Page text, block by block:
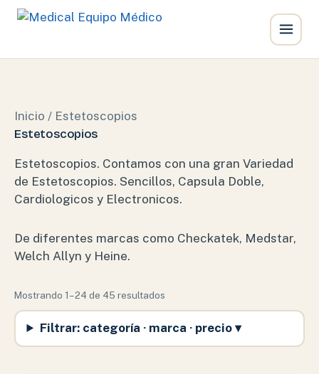
Inicio / Estetoscopios
Estetoscopios
Estetoscopios. Contamos con una gran Variedad
de Estetoscopios. Sencillos, Capsula Doble,
Cardiologicos y Electronicos.
De diferentes marcas como Checkatek, Medstar,
Welch Allyn y Heine.
Mostrando 1–24 de 45 resultados
por
popularidad
Filtrar: categoría · marca · precio ▾